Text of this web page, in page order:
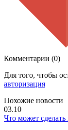
Комментарии (0)
Для того, чтобы
авторизация
Похожие новости
03.10
Что может